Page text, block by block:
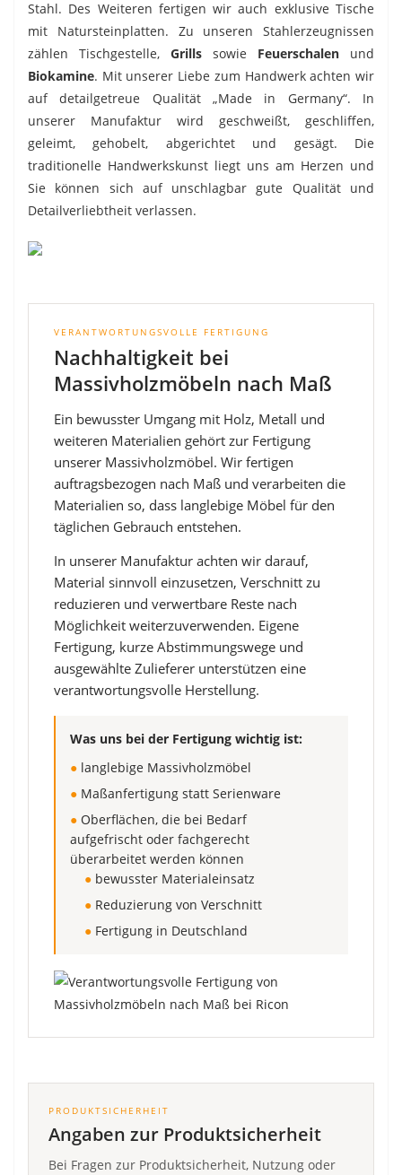
Stahl. Des Weiteren fertigen wir auch exklusive Tische
mit Natursteinplatten. Zu unseren Stahlerzeugnissen
zählen Tischgestelle, Grills sowie Feuerschalen und
Biokamine. Mit unserer Liebe zum Handwerk achten wir
auf detailgetreue Qualität „Made in Germany“. In
unserer Manufaktur wird geschweißt, geschliffen,
geleimt, gehobelt, abgerichtet und gesägt. Die
traditionelle Handwerkskunst liegt uns am Herzen und
Sie können sich auf unschlagbar gute Qualität und
Detailverliebtheit verlassen.
VERANTWORTUNGSVOLLE FERTIGUNG
Nachhaltigkeit bei
Massivholzmöbeln nach Maß
Ein bewusster Umgang mit Holz, Metall und
weiteren Materialien gehört zur Fertigung
unserer Massivholzmöbel. Wir fertigen
auftragsbezogen nach Maß und verarbeiten die
Materialien so, dass langlebige Möbel für den
täglichen Gebrauch entstehen.
In unserer Manufaktur achten wir darauf,
Material sinnvoll einzusetzen, Verschnitt zu
reduzieren und verwertbare Reste nach
Möglichkeit weiterzuverwenden. Eigene
Fertigung, kurze Abstimmungswege und
ausgewählte Zulieferer unterstützen eine
verantwortungsvolle Herstellung.
Was uns bei der Fertigung wichtig ist:
● langlebige Massivholzmöbel
● Maßanfertigung statt Serienware
● Oberflächen, die bei Bedarf
aufgefrischt oder fachgerecht
überarbeitet werden können
● bewusster Materialeinsatz
● Reduzierung von Verschnitt
● Fertigung in Deutschland
PRODUKTSICHERHEIT
Angaben zur Produktsicherheit
Bei Fragen zur Produktsicherheit, Nutzung oder